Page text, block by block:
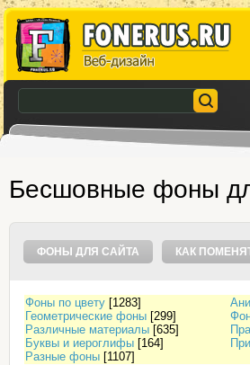
Бесшовные фоны
ФОНЫ ДЛЯ САЙТА КАК
Фоны по цвету [1283]
Геометрические фоны [299]
Различные материалы [635]
Буквы и иероглифы [164]
Разные фоны [1107]